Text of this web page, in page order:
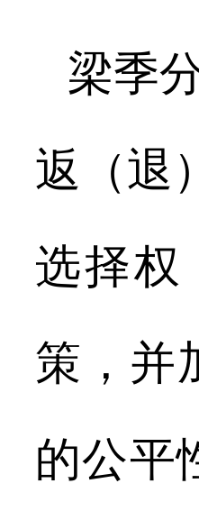
梁季
返（退
选择权
策，并
的公平